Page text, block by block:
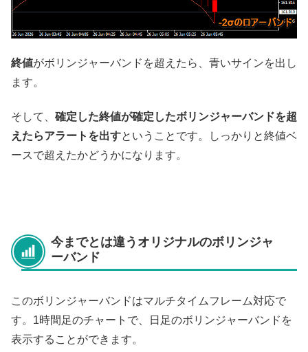
終値がボリンジャーバンドを超えたら、青いサインを出し
ます。
そして、 確定した終値が確定したボリンジャーバンドを超
えたらアラートを出すということです。しっかりと終値ベ
ースで超えたかどうかになります。
今までとは違うオリジナルのボリンジャ
ーバンド
このボリンジャーバンドはマルチタイムフレーム対応で
す。1時間足のチャートで、日足のボリンジャーバンドを
表示することができます。